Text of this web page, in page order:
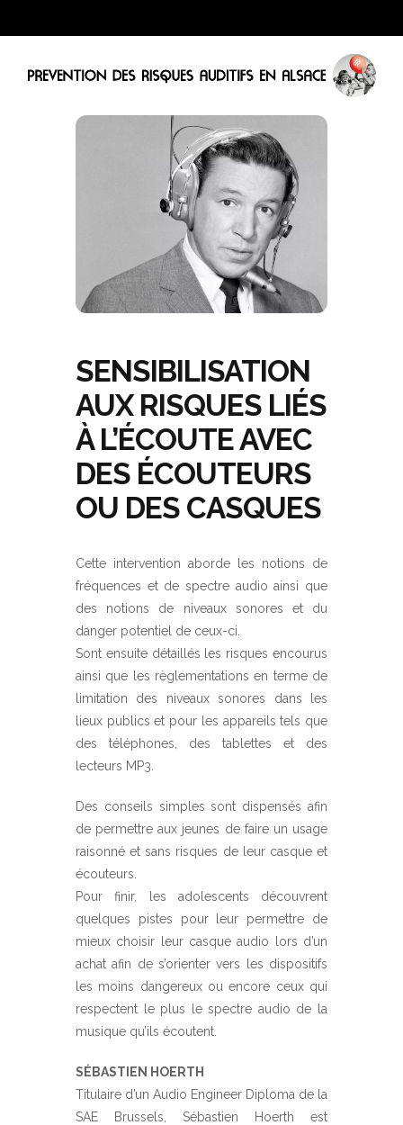
SENSIBILISATION
AUX RISQUES LIÉS
À L’ÉCOUTE AVEC
DES ÉCOUTEURS
OU DES CASQUES
Cette intervention aborde les notions de
fréquences et de spectre audio ainsi que
des notions de niveaux sonores et du
danger potentiel de ceux-ci.
Sont ensuite détaillés les risques encourus
ainsi que les règlementations en terme de
limitation des niveaux sonores dans les
lieux publics et pour les appareils tels que
des téléphones, des tablettes et des
lecteurs MP3.
Des conseils simples sont dispensés afin
de permettre aux jeunes de faire un usage
raisonné et sans risques de leur casque et
écouteurs.
Pour finir, les adolescents découvrent
quelques pistes pour leur permettre de
mieux choisir leur casque audio lors d’un
achat afin de s’orienter vers les dispositifs
les moins dangereux ou encore ceux qui
respectent le plus le spectre audio de la
musique qu’ils écoutent.
SÉBASTIEN HOERTH
Titulaire d’un Audio Engineer Diploma de la
SAE Brussels, Sébastien Hoerth est